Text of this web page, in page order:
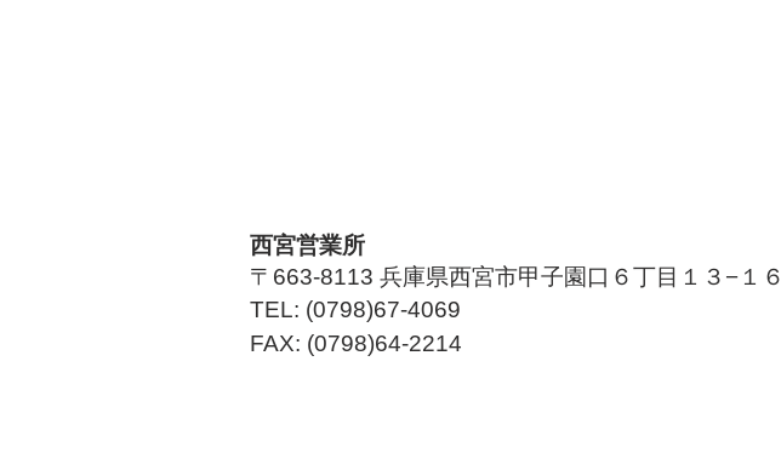
​西宮営業所
〒663-8113 兵庫県西宮市甲子園口６丁目１３−１６
TEL: (0798)67-4069
FAX: (0798)64-2214